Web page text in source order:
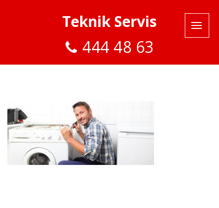
Teknik Servis
444 48 63